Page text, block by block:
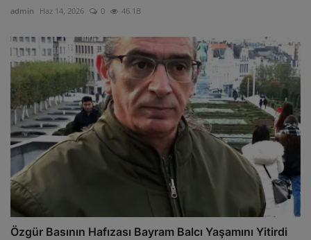
admin Haz 14, 2026 0 46.1B
Özgür Basının Hafızası Bayram Balcı Yaşamını Yitirdi